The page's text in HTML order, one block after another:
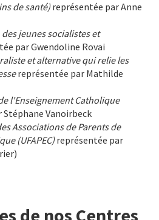
de santé) représentée par Anne
jeunes socialistes et
par Gwendoline Rovai
et alternative qui relie les
représentée par Mathilde
l'Enseignement Catholique
Vanoirbeck
Associations de Parents de
(UFAPEC) représentée par
de nos Centres